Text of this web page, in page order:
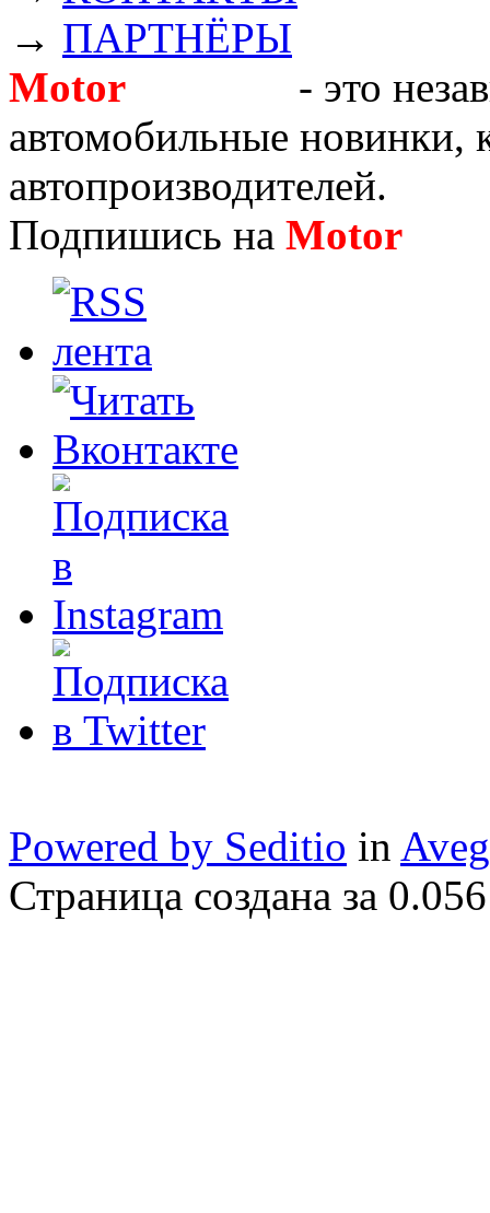
→ ПАРТНЁРЫ
Motor
- это
автомобильные новинки,
автопроизводителей.
Подпишись на Motor
Powered by Seditio in
Страница создана за